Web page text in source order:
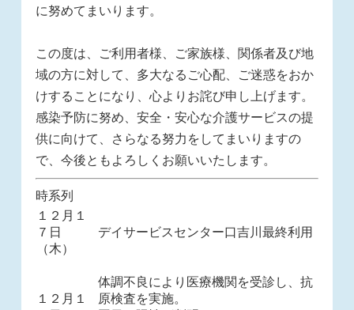
に努めてまいります。
この度は、ご利用者様、ご家族様、関係者及び地
域の方に対して、多大なるご心配、ご迷惑をおか
けすることになり、心よりお詫び申し上げます。
感染予防に努め、安全・安心な介護サービスの提
供に向けて、さらなる努力をしてまいりますの
で、今後ともよろしくお願いいたします。
時系列
１２月１
７日
（木）
デイサービスセンター口吉川最終利用
１２月１
体調不良により医療機関を受診し、抗
原検査を実施。